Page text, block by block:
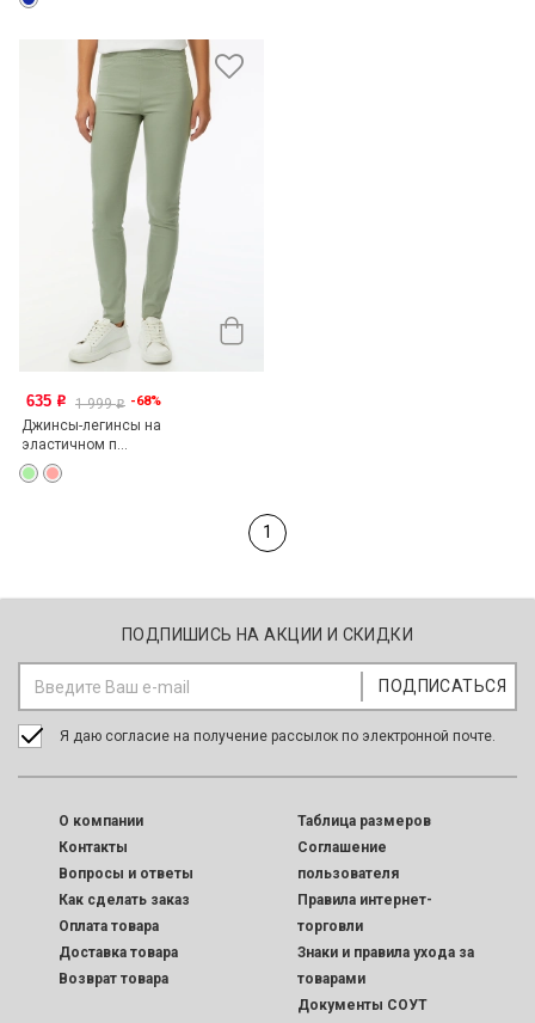
635 o 1 999o -68%
Джинсы-легинсы на
эластичном п...
1
ПОДПИШИСЬ НА АКЦИИ И СКИДКИ
Я даю согласие на получение рассылок по электронной почте.
O компании
Контакты
Вопросы и ответы
Как сделать заказ
Оплата товара
Доставка товара
Возврат товара
Таблица размеров
Соглашение
пользователя
Правила интернет-
торговли
Знаки и правила ухода за
товарами
Документы СОУТ